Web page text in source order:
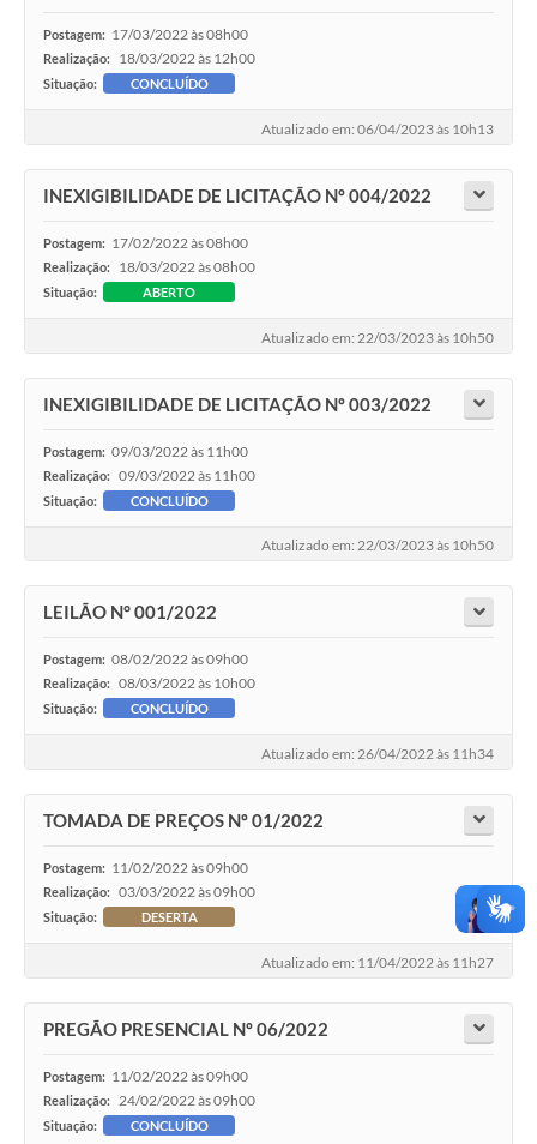
Postagem: 17/03/2022 às 08h00
Realização: 18/03/2022 às 12h00
Situação: CONCLUÍDO
Atualizado em: 06/04/2023 às 10h13
INEXIGIBILIDADE DE LICITAÇÃO Nº 004/2022
Postagem: 17/02/2022 às 08h00
Realização: 18/03/2022 às 08h00
Situação: ABERTO
Atualizado em: 22/03/2023 às 10h50
INEXIGIBILIDADE DE LICITAÇÃO Nº 003/2022
Postagem: 09/03/2022 às 11h00
Realização: 09/03/2022 às 11h00
Situação: CONCLUÍDO
Atualizado em: 22/03/2023 às 10h50
LEILÃO N° 001/2022
Postagem: 08/02/2022 às 09h00
Realização: 08/03/2022 às 10h00
Situação: CONCLUÍDO
Atualizado em: 26/04/2022 às 11h34
TOMADA DE PREÇOS Nº 01/2022
Postagem: 11/02/2022 às 09h00
Realização: 03/03/2022 às 09h00
Situação: DESERTA
Atualizado em: 11/04/2022 às 11h27
PREGÃO PRESENCIAL Nº 06/2022
Postagem: 11/02/2022 às 09h00
Realização: 24/02/2022 às 09h00
Situação: CONCLUÍDO